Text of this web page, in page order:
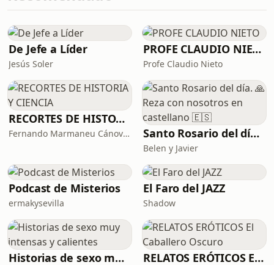
enferman. Pero también, son
organismos que pueden sanarnos.En
este primer episodio te
De Jefe a Líder
Jesús Soler
PROFE CLAUDIO NIETO
Profe Claudio Nieto
RECORTES DE HISTORIA Y CIENCIA
Fernando Marmaneu Cánovas Santo Rosario del día. 🙏 Reza con nosotros en castellano 🇪🇸
Belen y Javier
Podcast de Misterios
ermakysevilla
El Faro del JAZZ
Shadow
Historias de sexo muy intensas y calientes RELATOS ERÓTICOS El Caballero Oscuro